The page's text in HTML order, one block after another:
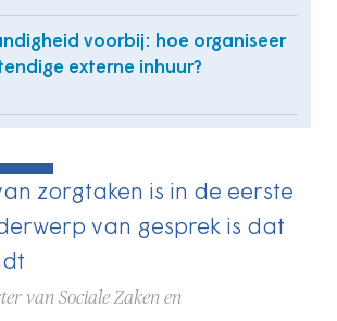
voorbij: hoe organiseer
externe inhuur?
zorgtaken is in de eerste
van gesprek is dat
van Sociale Zaken en